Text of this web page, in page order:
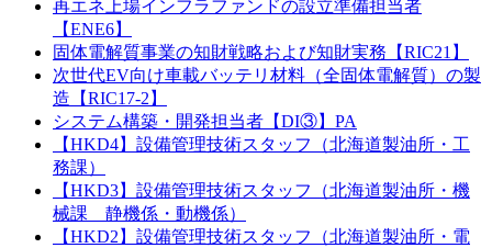
再エネ上場インフラファンドの設立準備担当者
【ENE6】
固体電解質事業の知財戦略および知財実務【RIC21】
次世代EV向け車載バッテリ材料（全固体電解質）の製
造【RIC17-2】
システム構築・開発担当者【DI③】PA
【HKD4】設備管理技術スタッフ（北海道製油所・工
務課）
【HKD3】設備管理技術スタッフ（北海道製油所・機
械課 静機係・動機係）
【HKD2】設備管理技術スタッフ（北海道製油所・電